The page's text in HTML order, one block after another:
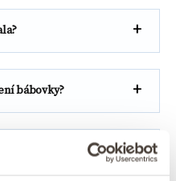
bábovky?